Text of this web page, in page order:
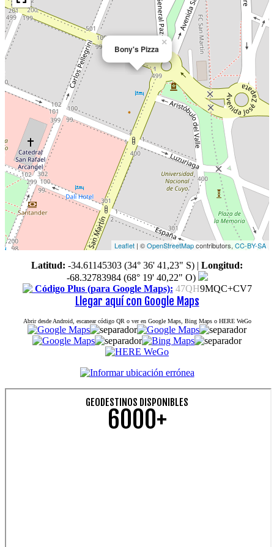
Bony's Pizza
×
Leaflet | ©OpenStreetMapcontributors, CC-BY-SA
Latitud: -34.61145303 (34° 36' 41,23" S) | Longitud:
-68.32783984 (68° 19' 40,22" O)
Código Plus (para Google Maps): 47QH9MQC+CV7
Llegar aquí con Google Maps
Abrir desde Android, escanear código QR o ver en Google Maps, Bing Maps o HERE WeGo
GEODESTINOS DISPONIBLES
6000+